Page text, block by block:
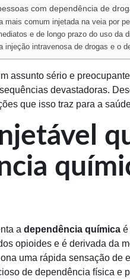
com dependência de
mais comum injetada na veia por
e de longo prazo do uso da
injeção intravenosa de drogas e o
assunto sério e
devastadoras.
que isso traz para a
a dependência química é
opioides e é derivada da
uma rápida sensação de
de dependência física e